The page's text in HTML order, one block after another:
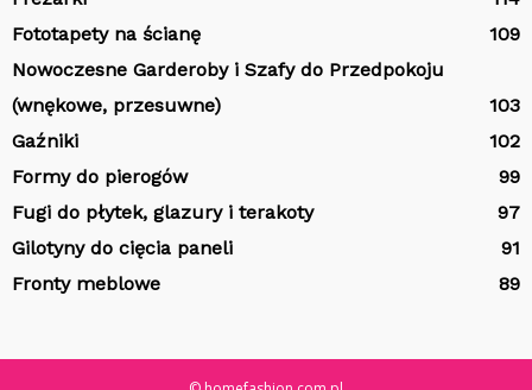
Fototapety na ścianę
109
Nowoczesne Garderoby i Szafy do Przedpokoju
(wnękowe, przesuwne)
103
Gaźniki
102
Formy do pierogów
99
Fugi do płytek, glazury i terakoty
97
Gilotyny do cięcia paneli
91
Fronty meblowe
89